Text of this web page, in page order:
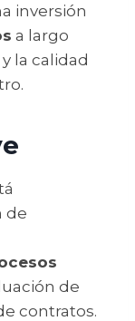
inversión
a largo
la calidad
de
de
contratos.